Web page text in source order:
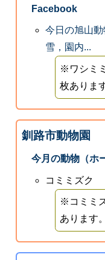
Facebook
今日の旭山
雪，園内...
※ワシミ
枚ありま
釧路市動物園
今月の動物（ホ
コミミズク
※コミミ
あります。